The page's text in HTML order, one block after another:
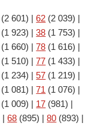
(2 601) |62 (2 039) |
(1 923) |38 (1 753) |
(1 660) |78 (1 616) |
(1 510) |77 (1 433) |
(1 234) |57 (1 219) |
(1 081) |71 (1 076) |
(1 009) | 17 (981) |
|68 (895) |80 (893) |